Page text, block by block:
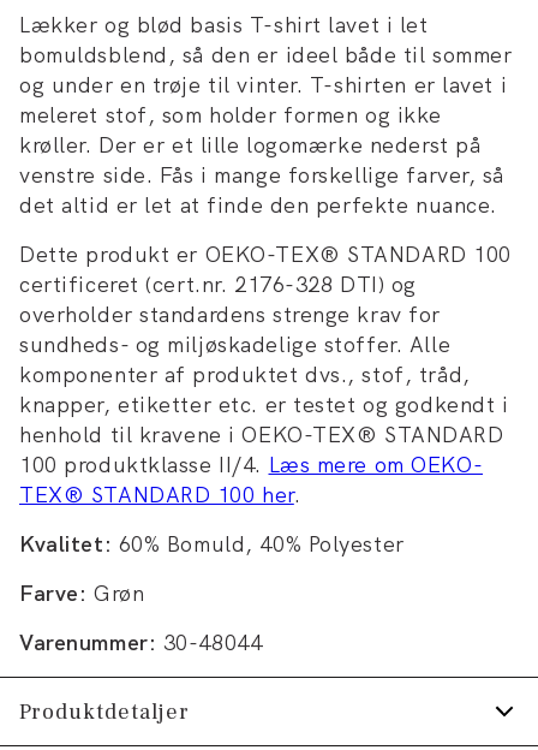
Lækker og blød basis T-shirt lavet i let
bomuldsblend, så den er ideel både til sommer
og under en trøje til vinter. T-shirten er lavet i
meleret stof, som holder formen og ikke
krøller. Der er et lille logomærke nederst på
venstre side. Fås i mange forskellige farver, så
det altid er let at finde den perfekte nuance.
Dette produkt er OEKO-TEX® STANDARD 100
certificeret (cert.nr. 2176-328 DTI) og
overholder standardens strenge krav for
sundheds- og miljøskadelige stoffer. Alle
komponenter af produktet dvs., stof, tråd,
knapper, etiketter etc. er testet og godkendt i
henhold til kravene i OEKO-TEX® STANDARD
100 produktklasse II/4. Læs mere om OEKO-
TEX® STANDARD 100 her.
Kvalitet: 60% Bomuld, 40% Polyester
Farve: Grøn
Varenummer: 30-48044
Produktdetaljer